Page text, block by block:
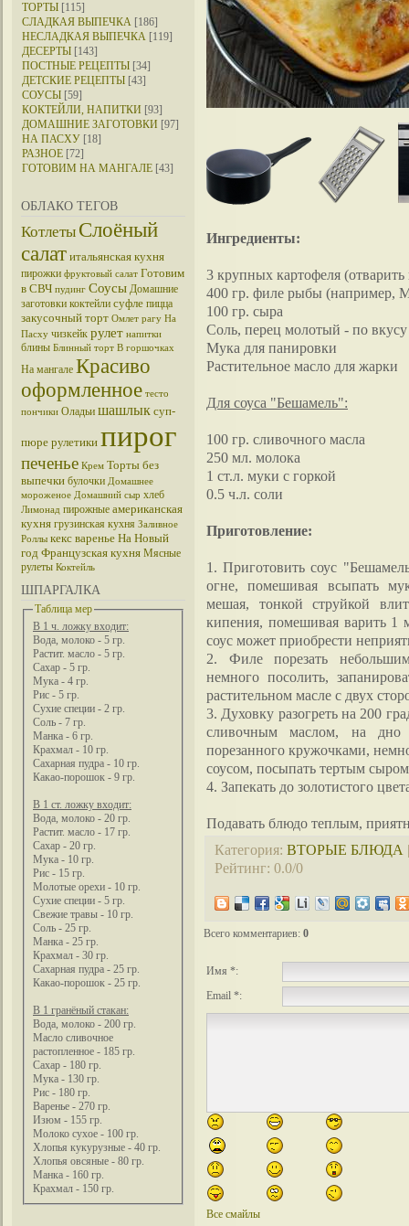
ТОРТЫ [115]
СЛАДКАЯ ВЫПЕЧКА [186]
НЕСЛАДКАЯ ВЫПЕЧКА [119]
ДЕСЕРТЫ [143]
ПОСТНЫЕ РЕЦЕПТЫ [34]
ДЕТСКИЕ РЕЦЕПТЫ [43]
СОУСЫ [59]
КОКТЕЙЛИ, НАПИТКИ [93]
ДОМАШНИЕ ЗАГОТОВКИ [97]
НА ПАСХУ [18]
РАЗНОЕ [72]
ГОТОВИМ НА МАНГАЛЕ [43]
ОБЛАКО ТЕГОВ
Котлеты Слоёный
салат итальянская кухня
пирожки фруктовый салат Готовим
в СВЧ пудинг Соусы Домашние
заготовки коктейли суфле пицца
закусочный торт Омлет рагу На
Пасху чизкейк рулет напитки
блины Блинный торт В горшочках
На мангале Красиво
оформленное тесто
пончики Оладьи шашлык суп-
пюре рулетики пирог
печенье Крем Торты без
выпечки булочки Домашнее
мороженое Домашний сыр хлеб
Лимонад пирожные американская
кухня грузинская кухня Заливное
Роллы кекс варенье На Новый
год Французская кухня Мясные
рулеты Коктейль
ШПАРГАЛКА
Таблица мер
В 1 ч. ложку входит:
Вода, молоко - 5 гр.
Растит. масло - 5 гр.
Сахар - 5 гр.
Мука - 4 гр.
Рис - 5 гр.
Сухие специи - 2 гр.
Соль - 7 гр.
Манка - 6 гр.
Крахмал - 10 гр.
Сахарная пудра - 10 гр.
Какао-порошок - 9 гр.
В 1 ст. ложку входит:
Вода, молоко - 20 гр.
Растит. масло - 17 гр.
Сахар - 20 гр.
Мука - 10 гр.
Рис - 15 гр.
Молотые орехи - 10 гр.
Сухие специи - 5 гр.
Свежие травы - 10 гр.
Соль - 25 гр.
Манка - 25 гр.
Крахмал - 30 гр.
Сахарная пудра - 25 гр.
Какао-порошок - 25 гр.
В 1 гранёный стакан:
Вода, молоко - 200 гр.
Масло сливочное
растопленное - 185 гр.
Сахар - 180 гр.
Мука - 130 гр.
Рис - 180 гр.
Варенье - 270 гр.
Изюм - 155 гр.
Молоко сухое - 100 гр.
Хлопья кукурузные - 40 гр.
Хлопья овсяные - 80 гр.
Манка - 160 гр.
Крахмал - 150 гр.
Ингредиенты:
3 крупных картофеля
400 гр. филе рыбы (например,
100 гр. сыра
Соль, перец молотый - по вкусу
Мука для панировки
Растительное масло для жарки
Для соуса "Бешамель":
100 гр. сливочного масла
250 мл. молока
1 ст.л. муки с горкой
0.5 ч.л. соли
Приготовление:
1. Приготовить соус
огне, помешивая всыпать
мешая, тонкой струйкой
кипения, помешивая варить 1
соус может приобрести
2. Филе порезать
немного посолить,
растительном масле с двух
3. Духовку разогреть на 200
сливочным маслом, на дно
порезанного кружочками,
соусом, посыпать тертым
4. Запекать до золотистого
Подавать блюдо теплым,
Категория: ВТОРЫЕ БЛЮДА
Рейтинг: 0.0/0
Всего комментариев: 0
Имя *:
Email *:
Все смайлы